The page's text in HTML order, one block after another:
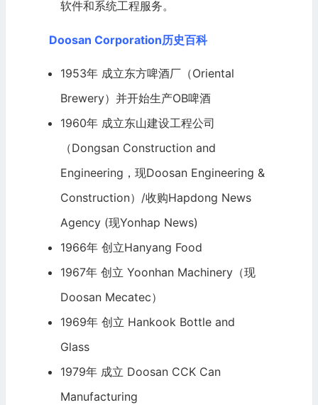
软件和系统工程服务。
Doosan Corporation历史百科
1953年 成立东方啤酒厂（Oriental
Brewery）并开始生产OB啤酒
1960年 成立东山建设工程公司
（Dongsan Construction and
Engineering，现Doosan Engineering &
Construction）/收购Hapdong News
Agency (现Yonhap News)
1966年 创立Hanyang Food
1967年 创立 Yoonhan Machinery（现
Doosan Mecatec）
1969年 创立 Hankook Bottle and
Glass
1979年 成立 Doosan CCK Can
Manufacturing